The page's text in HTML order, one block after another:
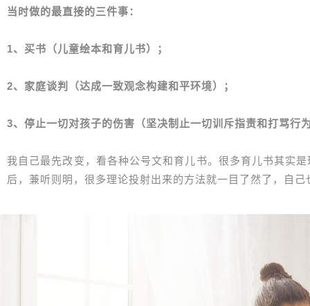
当时做的最直接的三件事：
1、买书（儿童绘本和育儿书）；
2、家庭谈判（达成一致观念构建和平环境）；
3、停止一切对孩子的伤害（坚决制止一切训斥指责和打骂行
我自己最先改变，看各种公号文和育儿书。很多育儿书其实
后，兼听则明，很多理论投射出来的方法就一目了然了，自己